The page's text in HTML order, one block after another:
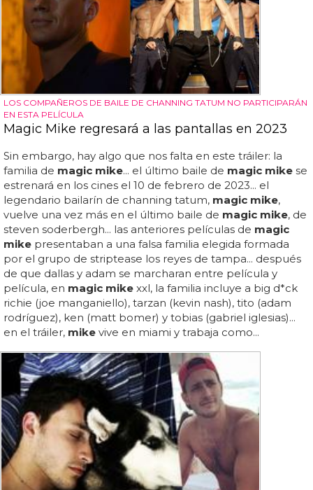
LOS COMPAÑEROS DE BAILE DE CHANNING TATUM NO PARTICIPARÁN
EN ESTA PELÍCULA
Magic Mike regresará a las pantallas en 2023
Sin embargo, hay algo que nos falta en este tráiler: la
familia de magic mike... el último baile de magic mike se
estrenará en los cines el 10 de febrero de 2023... el
legendario bailarín de channing tatum, magic mike,
vuelve una vez más en el último baile de magic mike, de
steven soderbergh... las anteriores películas de magic
mike presentaban a una falsa familia elegida formada
por el grupo de striptease los reyes de tampa... después
de que dallas y adam se marcharan entre película y
película, en magic mike xxl, la familia incluye a big d*ck
richie (joe manganiello), tarzan (kevin nash), tito (adam
rodríguez), ken (matt bomer) y tobias (gabriel iglesias)...
en el tráiler, mike vive en miami y trabaja como...